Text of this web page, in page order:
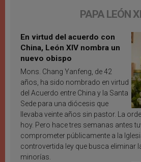
PAPA LEÓN
En virtud del acuerdo con
China, León XIV nombra un
nuevo obispo
Mons. Chang Yanfeng, de 42
años, ha sido nombrado en virtud
del Acuerdo entre China y la Santa
Sede para una diócesis que
llevaba veinte años sin pastor. La
hoy. Pero hace tres semanas antes
comprometer públicamente a la
controvertida ley que busca eliminar
minorías.